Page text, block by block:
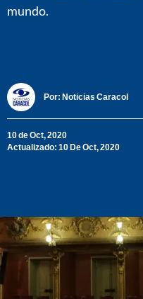
mundo.
Por: Noticias Caracol
10 de Oct, 2020
Actualizado: 10 De Oct, 2020